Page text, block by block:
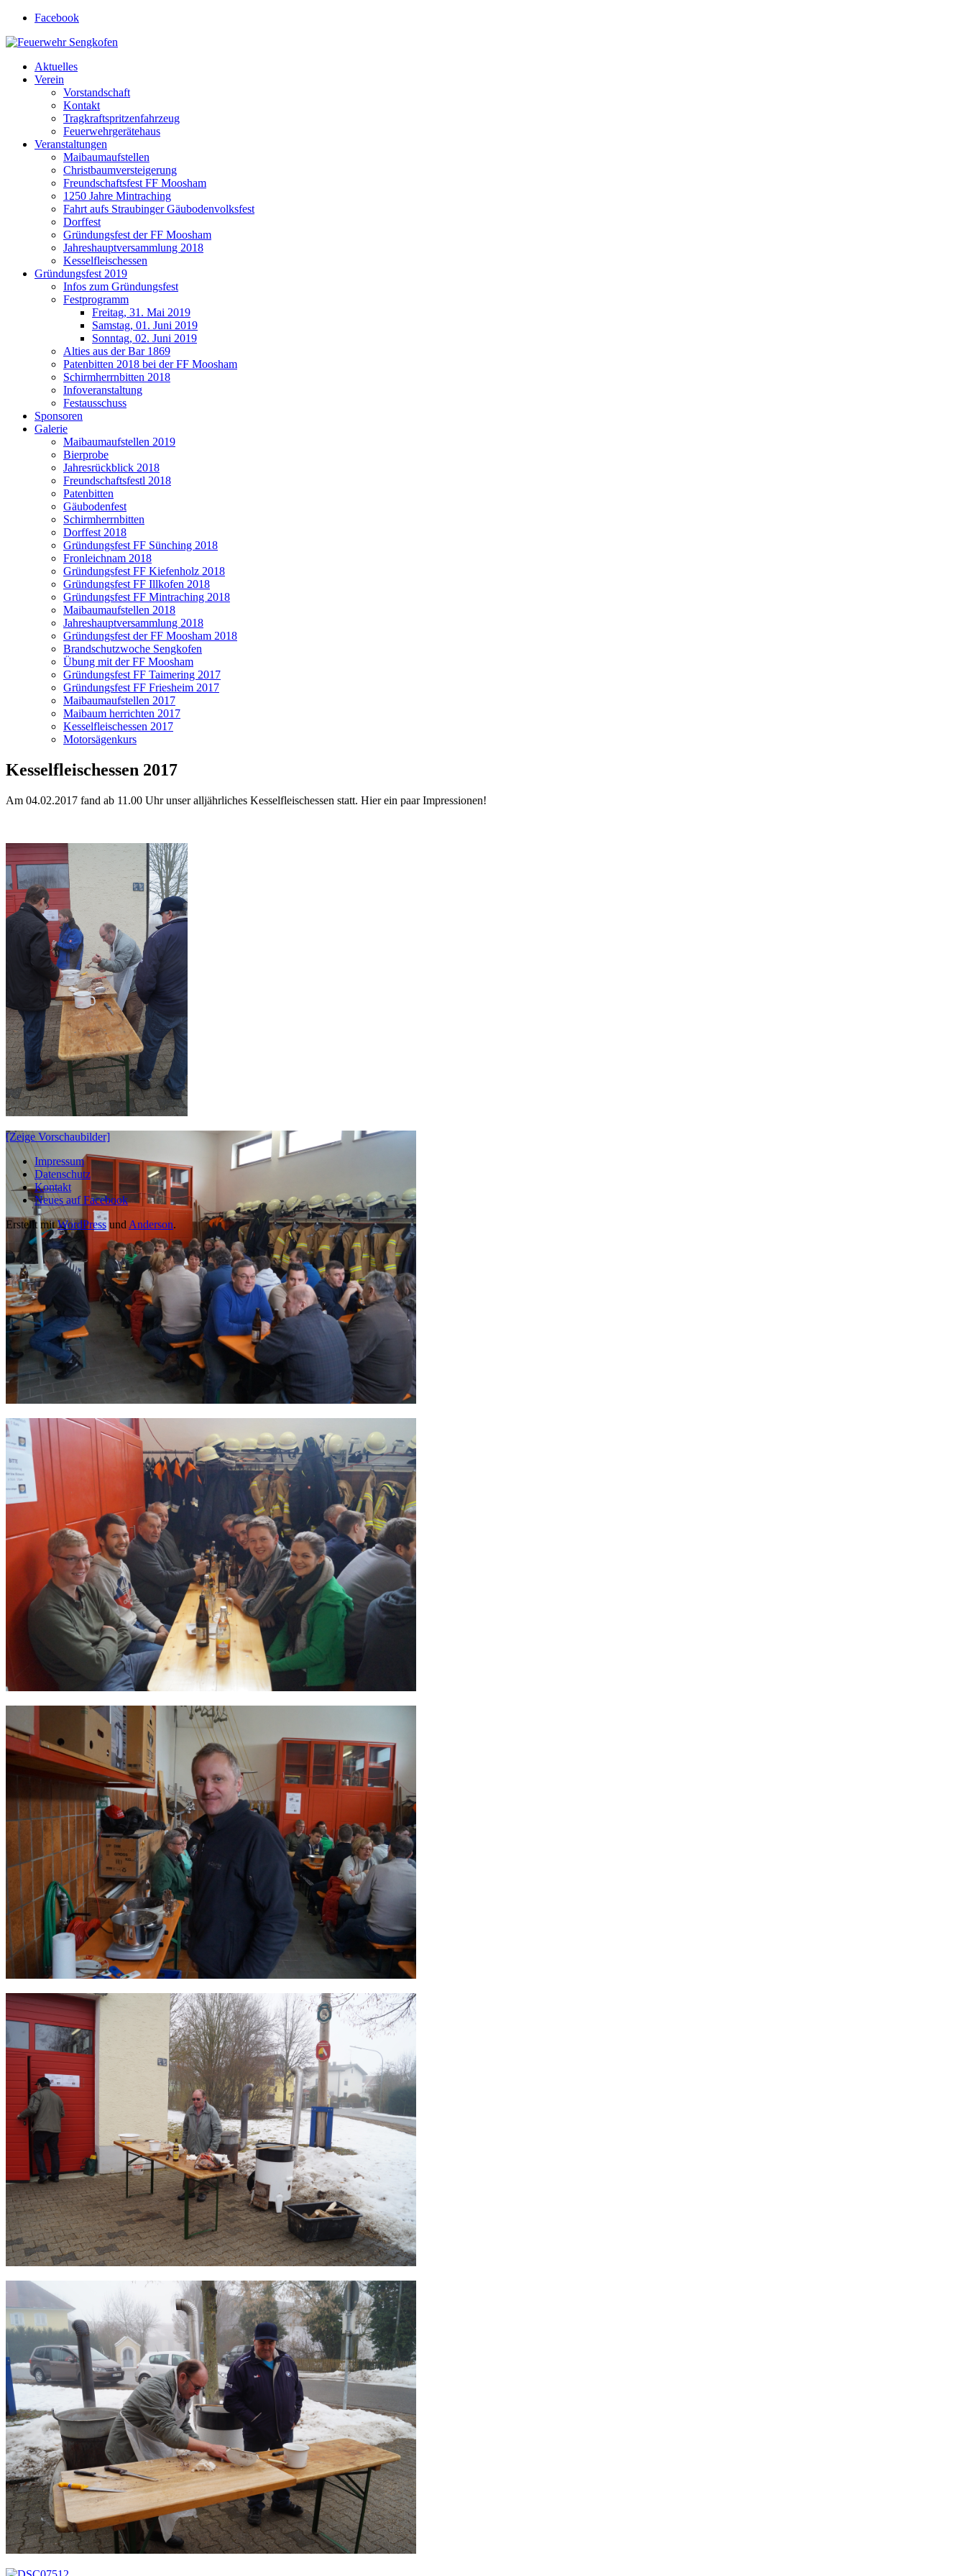
Facebook
Feuerwehr Sengkofen
Gott zur Ehr', dem nächsten zur Wehr
Aktuelles
Verein
Vorstandschaft
Kontakt
Tragkraftspritzenfahrzeug
Feuerwehrgerätehaus
Veranstaltungen
Maibaumaufstellen
Christbaumversteigerung
Freundschaftsfest FF Moosham
1250 Jahre Mintraching
Fahrt aufs Straubinger Gäubodenvolksfest
Dorffest
Gründungsfest der FF Moosham
Jahreshauptversammlung 2018
Kesselfleischessen
Gründungsfest 2019
Infos zum Gründungsfest
Festprogramm
Freitag, 31. Mai 2019
Samstag, 01. Juni 2019
Sonntag, 02. Juni 2019
Alties aus der Bar 1869
Patenbitten 2018 bei der FF Moosham
Schirmherrnbitten 2018
Infoveranstaltung
Festausschuss
Sponsoren
Galerie
Maibaumaufstellen 2019
Bierprobe
Jahresrückblick 2018
Freundschaftsfestl 2018
Patenbitten
Gäubodenfest
Schirmherrnbitten
Dorffest 2018
Gründungsfest FF Sünching 2018
Fronleichnam 2018
Gründungsfest FF Kiefenholz 2018
Gründungsfest FF Illkofen 2018
Gründungsfest FF Mintraching 2018
Maibaumaufstellen 2018
Jahreshauptversammlung 2018
Gründungsfest der FF Moosham 2018
Brandschutzwoche Sengkofen
Übung mit der FF Moosham
Gründungsfest FF Taimering 2017
Gründungsfest FF Friesheim 2017
Maibaumaufstellen 2017
Maibaum herrichten 2017
Kesselfleischessen 2017
Motorsägenkurs
Kesselfleischessen 2017
Am 04.02.2017 fand ab 11.00 Uhr unser alljährliches Kesselfleischessen statt. Hier ein paar Impressionen!
[Zeige Vorschaubilder]
Impressum
Datenschutz
Kontakt
Neues auf Facebook
Erstellt mitWordPress und Anderson.